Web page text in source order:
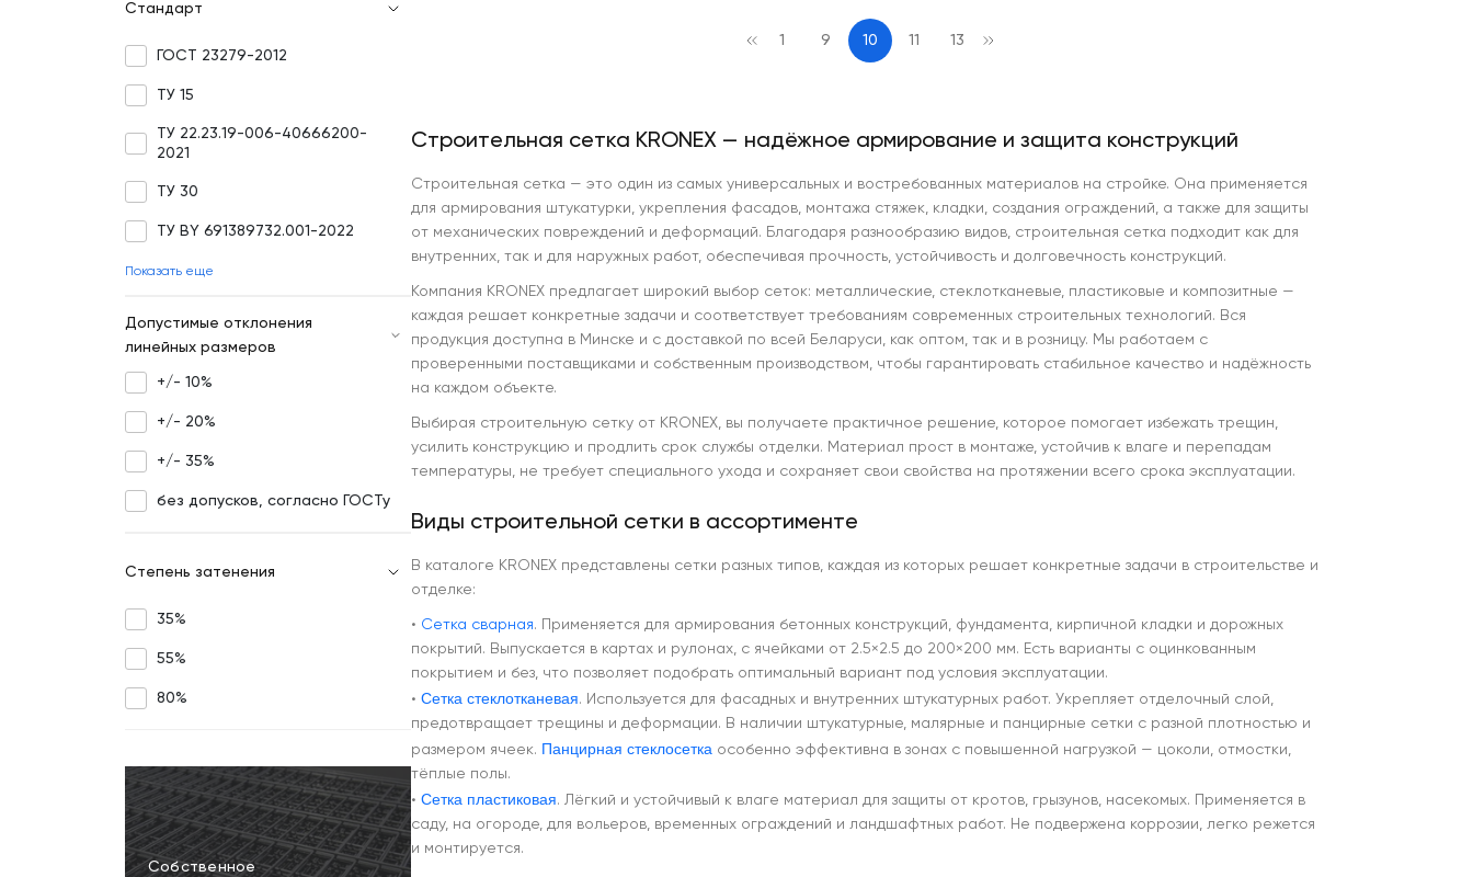
Стандарт
ГОСТ 23279-2012
ТУ 15
ТУ 22.23.19-006-40666200-
2021
ТУ 30
ТУ BY 691389732.001-2022
Показать еще
Допустимые отклонения
линейных размеров
+/- 10%
+/- 20%
+/- 35%
без допусков, согласно ГОСТу
Степень затенения
35%
55%
80%
Собственное
1 9 10 11 13
Строительная сетка KRONEX — надёжное армирование и защита конструкций
Строительная сетка — это один из самых универсальных и востребованных материалов на стройке. Она применяется
для армирования штукатурки, укрепления фасадов, монтажа стяжек, кладки, создания ограждений, а также для защиты
от механических повреждений и деформаций. Благодаря разнообразию видов, строительная сетка подходит как для
внутренних, так и для наружных работ, обеспечивая прочность, устойчивость и долговечность конструкций.
Компания KRONEX предлагает широкий выбор сеток: металлические, стеклотканевые, пластиковые и композитные —
каждая решает конкретные задачи и соответствует требованиям современных строительных технологий. Вся
продукция доступна в Минске и с доставкой по всей Беларуси, как оптом, так и в розницу. Мы работаем с
проверенными поставщиками и собственным производством, чтобы гарантировать стабильное качество и надёжность
на каждом объекте.
Выбирая строительную сетку от KRONEX, вы получаете практичное решение, которое помогает избежать трещин,
усилить конструкцию и продлить срок службы отделки. Материал прост в монтаже, устойчив к влаге и перепадам
температуры, не требует специального ухода и сохраняет свои свойства на протяжении всего срока эксплуатации.
Виды строительной сетки в ассортименте
В каталоге KRONEX представлены сетки разных типов, каждая из которых решает конкретные задачи в строительстве и
отделке:
• Сетка сварная. Применяется для армирования бетонных конструкций, фундамента, кирпичной кладки и дорожных
покрытий. Выпускается в картах и рулонах, с ячейками от 2.5×2.5 до 200×200 мм. Есть варианты с оцинкованным
покрытием и без, что позволяет подобрать оптимальный вариант под условия эксплуатации.
• Сетка стеклотканевая. Используется для фасадных и внутренних штукатурных работ. Укрепляет отделочный слой,
предотвращает трещины и деформации. В наличии штукатурные, малярные и панцирные сетки с разной плотностью и
размером ячеек. Панцирная стеклосетка особенно эффективна в зонах с повышенной нагрузкой — цоколи, отмостки,
тёплые полы.
• Сетка пластиковая. Лёгкий и устойчивый к влаге материал для защиты от кротов, грызунов, насекомых. Применяется в
саду, на огороде, для вольеров, временных ограждений и ландшафтных работ. Не подвержена коррозии, легко режется
и монтируется.